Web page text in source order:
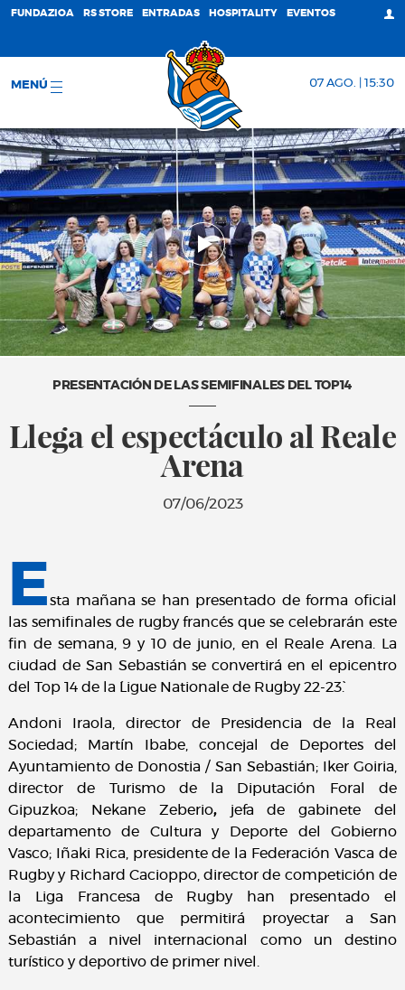
FUNDAZIOA RS STORE ENTRADAS HOSPITALITY EVENTOS
MENÚ 07 AGO. | 15:30
PRESENTACIÓN DE LAS SEMIFINALES DEL TOP14
Llega el espectáculo al Reale
Arena
07/06/2023
Esta mañana se han presentado de forma oficial
las semifinales de rugby francés que se celebrarán este
fin de semana, 9 y 10 de junio, en el Reale Arena. La
ciudad de San Sebastián se convertirá en el epicentro
del Top 14 de la ´Ligue Nationale de Rugby 22-23`.
Andoni Iraola, director de Presidencia de la Real
Sociedad; Martín Ibabe, concejal de Deportes del
Ayuntamiento de Donostia / San Sebastián; Iker Goiria,
director de Turismo de la Diputación Foral de
Gipuzkoa; Nekane Zeberio, jefa de gabinete del
departamento de Cultura y Deporte del Gobierno
Vasco; Iñaki Rica, presidente de la Federación Vasca de
Rugby y Richard Cacioppo, director de competición de
la Liga Francesa de Rugby han presentado el
acontecimiento que permitirá proyectar a San
Sebastián a nivel internacional como un destino
turístico y deportivo de primer nivel.